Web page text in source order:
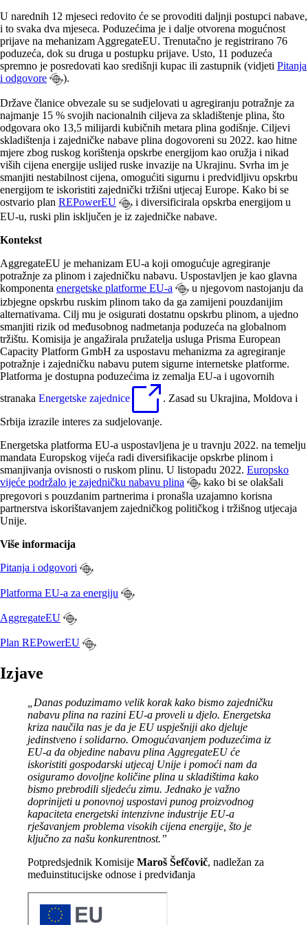
U narednih 12 mjeseci redovito će se provoditi daljnji postupci nabave,
i to svaka dva mjeseca. Poduzećima je i dalje otvorena mogućnost
prijave na mehanizam AggregateEU. Trenutačno je registrirano 76
poduzeća, dok su druga u postupku prijave. Usto, 11 poduzeća
spremno je posredovati kao središnji kupac ili zastupnik (vidjeti Pitanja
i odgovore
).
Države članice obvezale su se sudjelovati u agregiranju potražnje za
najmanje 15 % svojih nacionalnih ciljeva za skladištenje plina, što
odgovara oko 13,5 milijardi kubičnih metara plina godišnje. Ciljevi
skladištenja i zajedničke nabave plina dogovoreni su 2022. kao hitne
mjere zbog ruskog korištenja opskrbe energijom kao oružja i nikad
viših cijena energije uslijed ruske invazije na Ukrajinu. Svrha im je
smanjiti nestabilnost cijena, omogućiti sigurnu i predvidljivu opskrbu
energijom te iskoristiti zajednički tržišni utjecaj Europe. Kako bi se
ostvario plan REPowerEU
i diversificirala opskrba energijom u
EU-u, ruski plin isključen je iz zajedničke nabave.
Kontekst
AggregateEU je mehanizam EU-a koji omogućuje agregiranje
potražnje za plinom i zajedničku nabavu. Uspostavljen je kao glavna
komponenta energetske platforme EU-a
u njegovom nastojanju da
izbjegne opskrbu ruskim plinom tako da ga zamijeni pouzdanijim
alternativama. Cilj mu je osigurati dostatnu opskrbu plinom, a ujedno
smanjiti rizik od međusobnog nadmetanja poduzeća na globalnom
tržištu. Komisija je angažirala pružatelja usluga Prisma European
Capacity Platform GmbH za uspostavu mehanizma za agregiranje
potražnje i zajedničku nabavu putem sigurne internetske platforme.
Platforma je dostupna poduzećima iz zemalja EU-a i ugovornih
stranaka Energetske zajednice . Zasad su Ukrajina, Moldova i
Srbija izrazile interes za sudjelovanje.
Energetska platforma EU-a uspostavljena je u travnju 2022. na temelju
mandata Europskog vijeća radi diversifikacije opskrbe plinom i
smanjivanja ovisnosti o ruskom plinu. U listopadu 2022. Europsko
vijeće podržalo je zajedničku nabavu plina
kako bi se olakšali
pregovori s pouzdanim partnerima i pronašla uzajamno korisna
partnerstva iskorištavanjem zajedničkog političkog i tržišnog utjecaja
Unije.
Više informacija
Pitanja i odgovori
Platforma EU-a za energiju
AggregateEU
Plan REPowerEU
Izjave
„Danas poduzimamo velik korak kako bismo zajedničku
nabavu plina na razini EU-a proveli u djelo. Energetska
kriza naučila nas je da je EU uspješniji ako djeluje
jedinstveno i solidarno. Omogućavanjem poduzećima iz
EU-a da objedine nabavu plina AggregateEU će
iskoristiti gospodarski utjecaj Unije i pomoći nam da
osiguramo dovoljne količine plina u skladištima kako
bismo prebrodili sljedeću zimu. Jednako je važno
doprinijeti u ponovnoj uspostavi punog proizvodnog
kapaciteta energetski intenzivne industrije EU-a
rješavanjem problema visokih cijena energije, što je
ključno za našu konkurentnost.”
Potpredsjednik Komisije Maroš Šefčovič, nadležan za
međuinstitucijske odnose i predviđanja